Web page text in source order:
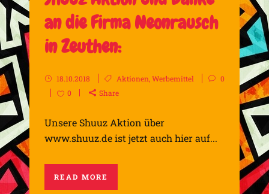
an die Firma Neonrausch
in Zeuthen:
18.10.2018 Aktionen,Werbemittel
0
0
Share
Unsere Shuuz Aktion über
www.shuuz.de ist jetzt auch hier auf...
READ MORE